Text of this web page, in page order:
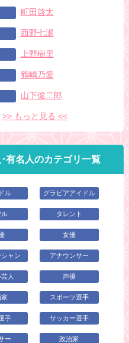
町田啓太
西野七瀬
上野樹里
鶴嶋乃愛
山下健二郎
>> もっと見る <<
有名人のカテゴリ一覧
ル グラビアアイドル
ル タレント
女優
シャン アナウンサー
人 声優
スポーツ選手
手 サッカー選手
ー 政治家